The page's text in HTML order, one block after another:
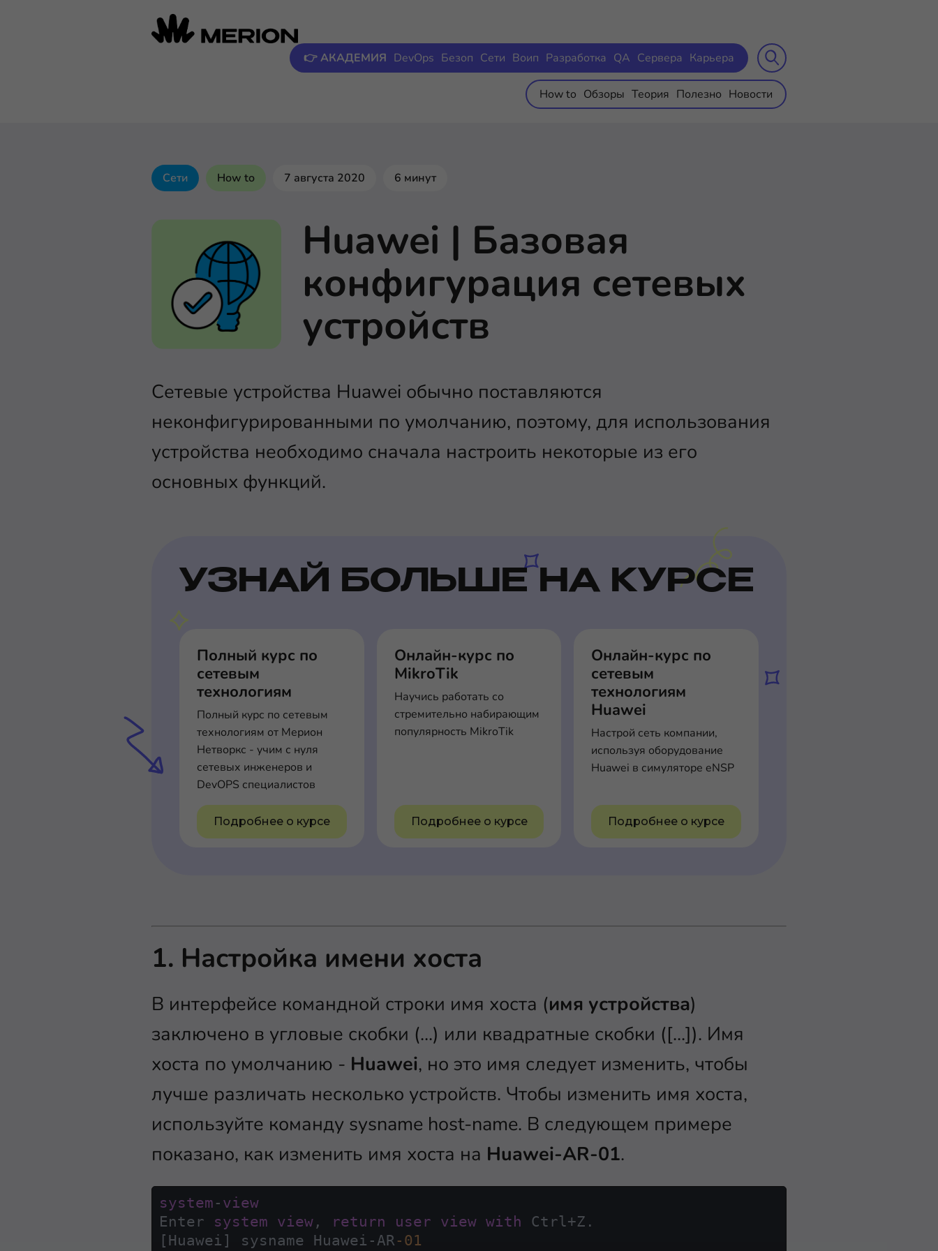
👉 АКАДЕМИЯ DevOps Безоп Сети Воип Разработка QA Сервера Карьера
How to Обзоры Теория Полезно Новости
Сети How to 7 августа 2020 6 минут
Huawei | Базовая
конфигурация сетевых
устройств
Сетевые устройства Huawei обычно поставляются
неконфигурированными по умолчанию, поэтому, для использования
устройства необходимо сначала настроить некоторые из его
основных функций.
УЗНАЙ БОЛЬШЕ НА КУРСЕ
Полный курс по
сетевым
технологиям
Полный курс по сетевым
технологиям от Мерион
Нетворкс - учим с нуля
сетевых инженеров и
DevOPS специалистов
Подробнее о курсе
Онлайн-курс по
MikroTik
Научись работать со
стремительно набирающим
популярность MikroTik
Подробнее о курсе
Онлайн-курс по
сетевым
технологиям
Huawei
Настрой сеть компании,
используя оборудование
Huawei в симуляторе eNSP
Подробнее о курсе
1. Настройка имени хоста
В интерфейсе командной строки имя хоста (имя устройства)
заключено в угловые скобки (...) или квадратные скобки ([...]). Имя
хоста по умолчанию - Huawei, но это имя следует изменить, чтобы
лучше различать несколько устройств. Чтобы изменить имя хоста,
используйте команду sysname host-name. В следующем примере
показано, как изменить имя хоста на Huawei-AR-01.
system - view
Enter system view , return user view with Ctrl+Z.
[Huawei] sysname Huawei -AR -01